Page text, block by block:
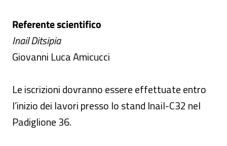
Referente scientifico
Inail Ditsipia
Giovanni Luca Amicucci
Le iscrizioni dovranno essere effettuate entro
l’inizio dei lavori presso lo stand Inail-C32 nel
Padiglione 36.